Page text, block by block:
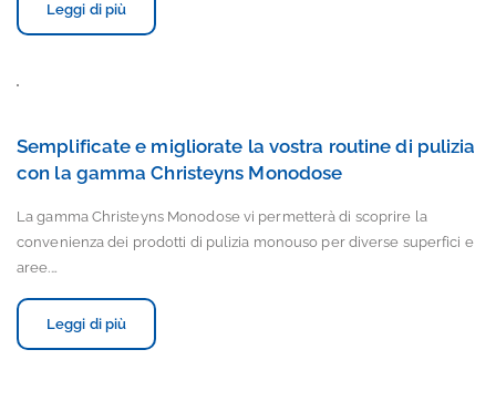
Leggi di più
Semplificate e migliorate la vostra routine di pulizia
con la gamma Christeyns Monodose
La gamma Christeyns Monodose vi permetterà di scoprire la
convenienza dei prodotti di pulizia monouso per diverse superfici e
aree.…
Leggi di più